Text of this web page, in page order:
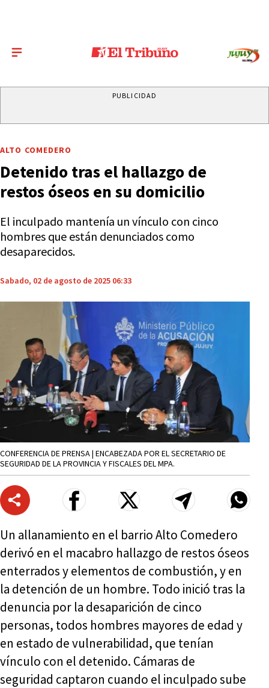
PUBLICIDAD
ALTO COMEDERO
Detenido tras el hallazgo de
restos óseos en su domicilio
El inculpado mantenía un vínculo con cinco
hombres que están denunciados como
desaparecidos.
Sabado, 02 de agosto de 2025 06:33
CONFERENCIA DE PRENSA | ENCABEZADA POR EL SECRETARIO DE
SEGURIDAD DE LA PROVINCIA Y FISCALES DEL MPA.
Un allanamiento en el barrio Alto Comedero
derivó en el macabro hallazgo de restos óseos
enterrados y elementos de combustión, y en
la detención de un hombre. Todo inició tras la
denuncia por la desaparición de cinco
personas, todos hombres mayores de edad y
en estado de vulnerabilidad, que tenían
vínculo con el detenido. Cámaras de
seguridad captaron cuando el inculpado sube